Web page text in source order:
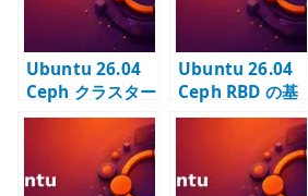
Ubuntu 26.04
Ceph クラスター
の基本構築 –
bootstrap と
OSD を構成する
Ubuntu 26.04
Ceph RBD の基
本設定 – pool と
image を構成す